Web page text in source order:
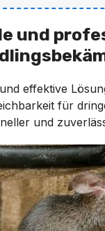
und
effektive
für
und